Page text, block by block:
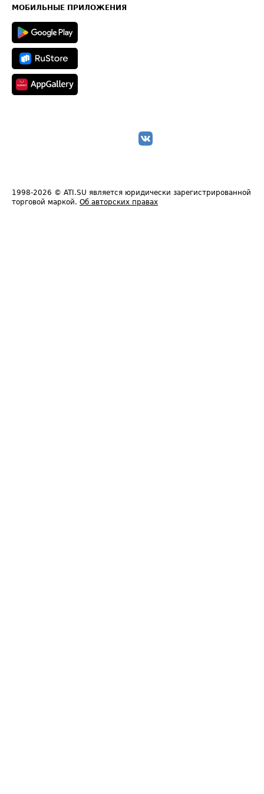
Техническая информация
МОБИЛЬНЫЕ ПРИЛОЖЕНИЯ
1998-2026 © ATI.SU является юридически зарегистрированной
торговой маркой. Об авторских правах